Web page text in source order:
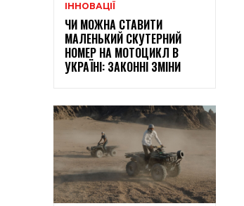
ІННОВАЦІЇ
ЧИ МОЖНА СТАВИТИ
МАЛЕНЬКИЙ СКУТЕРНИЙ
НОМЕР НА МОТОЦИКЛ В
УКРАЇНІ: ЗАКОННІ ЗМІНИ